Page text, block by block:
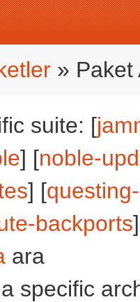
» Paket
suite: [
] [noble-
] [
backports
ara
specific